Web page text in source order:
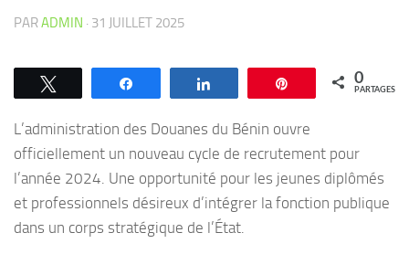
PARADMIN · 31 JUILLET 2025
Épingle 0
PARTAGES
L’administration des Douanes du Bénin ouvre
officiellement un nouveau cycle de recrutement pour
l’année 2024. Une opportunité pour les jeunes diplômés
et professionnels désireux d’intégrer la fonction publique
dans un corps stratégique de l’État.